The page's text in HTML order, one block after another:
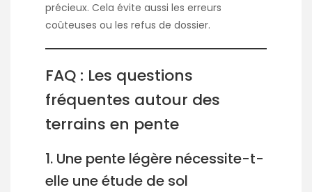
précieux. Cela évite aussi les erreurs
coûteuses ou les refus de dossier.
FAQ : Les questions
fréquentes autour des
terrains en pente
1. Une pente légère nécessite-t-
elle une étude de sol